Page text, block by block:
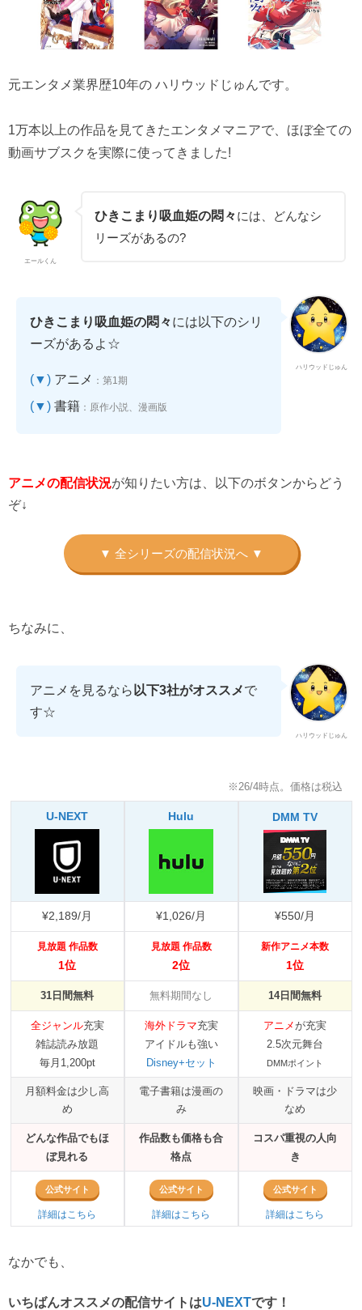
元エンタメ業界歴10年の ハリウッドじゅんです。
1万本以上の作品を見てきたエンタメマニアで、ほぼ全ての
動画サブスクを実際に使ってきました!
エールくん
ひきこまり吸血姫の悶々には、どんなシ
リーズがあるの?
ハリウッドじゅん
ひきこまり吸血姫の悶々には以下のシリ
ーズがあるよ☆
(▼) アニメ ：第1期
(▼) 書籍 ：原作小説、漫画版
アニメの配信状況が知りたい方は、以下のボタンからどう
ぞ↓
ちなみに、
ハリウッドじゅん
アニメを見るなら 以下3社がオススメで
す☆
※26/4時点。価格は税込
U-NEXT Hulu DMM TV
¥2,189/月 ¥1,026/月 ¥550/月
見放題 作品数
1位
見放題 作品数
2位
新作アニメ本数
1位
31日間無料 無料期間なし 14日間無料
全ジャンル充実
雑誌読み放題
毎月1,200pt
海外ドラマ充実
アイドルも強い
Disney+セット
アニメが充実
2.5次元舞台
DMMポイント
月額料金は少し高
め
電子書籍は漫画の
み
映画・ドラマは少
なめ
どんな作品でもほ
ぼ見れる
作品数も価格も合
格点
コスパ重視の人向
き
公式サイト
詳細はこちら
公式サイト
詳細はこちら
公式サイト
詳細はこちら
なかでも、
いちばんオススメの配信サイトはU-NEXTです！